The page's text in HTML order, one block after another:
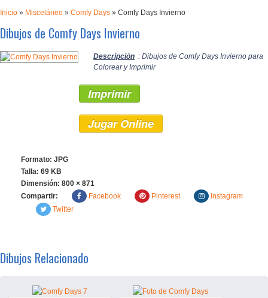
Inicio » Misceláneo » Comfy Days » Comfy Days Invierno
Dibujos de Comfy Days Invierno
Descripción : Dibujos de Comfy Days Invierno para
Colorear y Imprimir
Imprimir
Jugar Online
Formato: JPG
Talla: 69 KB
Dimensión: 800 × 871
Compartir:
Facebook Pinterest
Instagram
Twitter
Dibujos Relacionado